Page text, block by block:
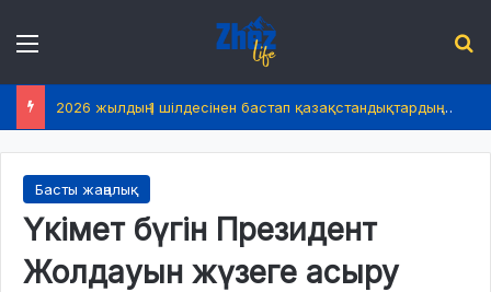
2026 жылдың 1 шілдесінен бастап қазақстандықтардың өмірінде не өзгереді?
Басты жаңалық
Үкімет бүгін Президент
Жолдауын жүзеге асыру